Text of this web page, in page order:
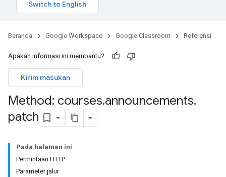
Beranda Google Workspace Google Classroom Referensi
Apakah informasi ini membantu?
Kirim masukan
Method: courses.announcements.
patch
Pada halaman ini
Permintaan HTTP
Parameter jalur